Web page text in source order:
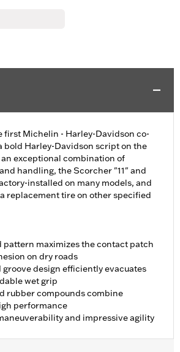
first Michelin - Harley-Davidson co-
bold Harley-Davidson script on the
exceptional combination of
handling, the Scorcher "11" and
installed on many models, and
replacement tire on other specified
pattern maximizes the contact patch
on dry roads
design efficiently evacuates
wet grip
rubber compounds combine
performance
and impressive agility